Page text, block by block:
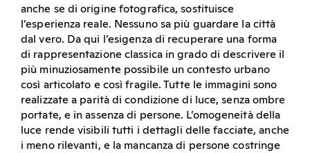
anche se di origine fotografica, sostituisce
l’esperienza reale. Nessuno sa più guardare la città
dal vero. Da qui l’esigenza di recuperare una forma
di rappresentazione classica in grado di descrivere il
più minuziosamente possibile un contesto urbano
così articolato e così fragile. Tutte le immagini sono
realizzate a parità di condizione di luce, senza ombre
portate, e in assenza di persone. L’omogeneità della
luce rende visibili tutti i dettagli delle facciate, anche
i meno rilevanti, e la mancanza di persone costringe